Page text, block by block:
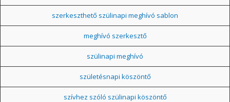
szerkeszthető szülinapi meghívó sablon
meghívó szerkesztő
szülinapi meghívó
születésnapi köszöntő
szívhez szóló szülinapi köszöntő